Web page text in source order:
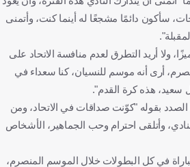
سأكون دائمًا مشجعًا له أينما كنت، وأتمنى
ولا أريد التطرق لعدم منافسة الاتحاد على
أرى أنه موسم للنسيان، كنا سعداء في
سعيد، هذه كرة القدم".
بقوله "كوّنت صداقات في الاتحاد، ومن
وأتلقى احترام وحب الجماهير، الأشخاص
جروهي مع الاتحاد 19 مباراة في كل البطولات خلال الموسم المنصرم،